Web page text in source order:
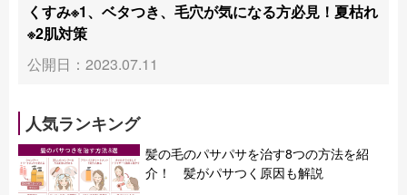
くすみ※1、ベタつき、毛穴が気になる方必見！夏枯れ
※2肌対策
公開日：2023.07.11
人気ランキング
髪の毛のパサパサを治す8つの方法を紹
介！ 髪がパサつく原因も解説